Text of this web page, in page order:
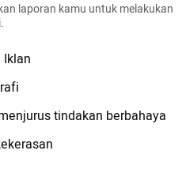
laporan kamu untuk melakukan
Iklan
tindakan berbahaya